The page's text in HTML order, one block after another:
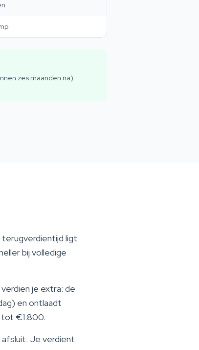
zes maanden na)
ligt
bij volledige
je extra: de
en ontlaadt
tot €1.800.
Je verdient